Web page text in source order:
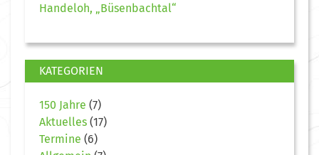
Handeloh, „Büsenbachtal“
KATEGORIEN
150 Jahre (7)
Aktuelles (17)
Termine (6)